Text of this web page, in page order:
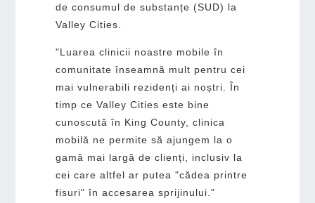
de consumul de substanțe (SUD) la
Valley Cities.
"Luarea clinicii noastre mobile în
comunitate înseamnă mult pentru cei
mai vulnerabili rezidenți ai noștri. În
timp ce Valley Cities este bine
cunoscută în King County, clinica
mobilă ne permite să ajungem la o
gamă mai largă de clienți, inclusiv la
cei care altfel ar putea "cădea printre
fisuri" în accesarea sprijinului."